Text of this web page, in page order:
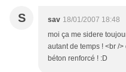
S sav 18/01/2007 18:48
moi ça me sidere
autant de temps ! <br /
béton renforcé ! :D